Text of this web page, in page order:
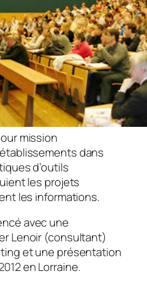
mission
dans
d’outils
les projets
les informations.
avec une
Lenoir (consultant)
et une présentation
en Lorraine.